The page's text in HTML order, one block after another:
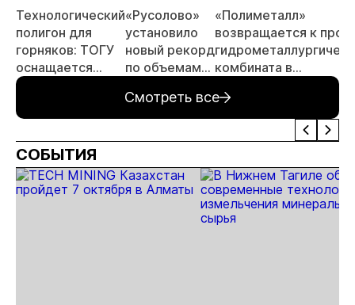
Технологический
полигон для
горняков: ТОГУ
оснащается
современным
отечественного
производства
«Русолово»
установило
новый рекорд
по объемам
«Полиметалл»
возвращается к
комбината в
Смотреть все
СОБЫТИЯ